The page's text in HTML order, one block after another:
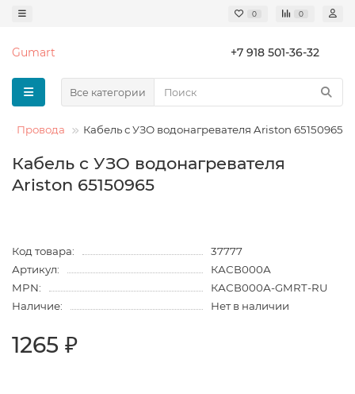
0 0
Gumart +7 918 501-36-32
Все категории
Провода Кабель с УЗО водонагревателя Ariston 65150965
Кабель с УЗО водонагревателя
Ariston 65150965
Код товара:
37777
Артикул:
КАСВ000А
MPN:
КАСВ000А-GMRT-RU
Наличие:
Нет в наличии
1265 ₽